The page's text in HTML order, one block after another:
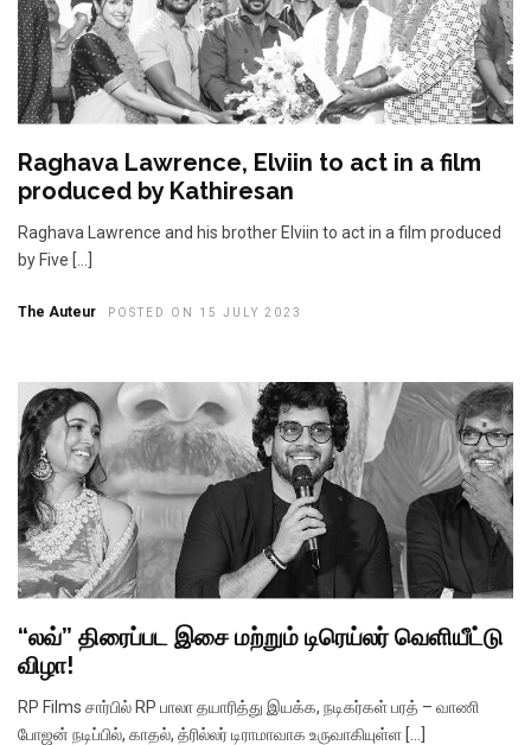
Raghava Lawrence, Elviin to act in a film
produced by Kathiresan
Raghava Lawrence and his brother Elviin to act in a film produced
by Five […]
The Auteur POSTED ON 15 JULY 2023
“லவ்” திரைப்பட இசை மற்றும் டிரெய்லர் வெளியீட்டு
விழா!
RP Films சார்பில் RP பாலா தயாரித்து இயக்க, நடிகர்கள் பரத் – வாணி
போஜன் நடிப்பில், காதல், த்ரில்லர் டிராமாவாக உருவாகியுள்ள […]